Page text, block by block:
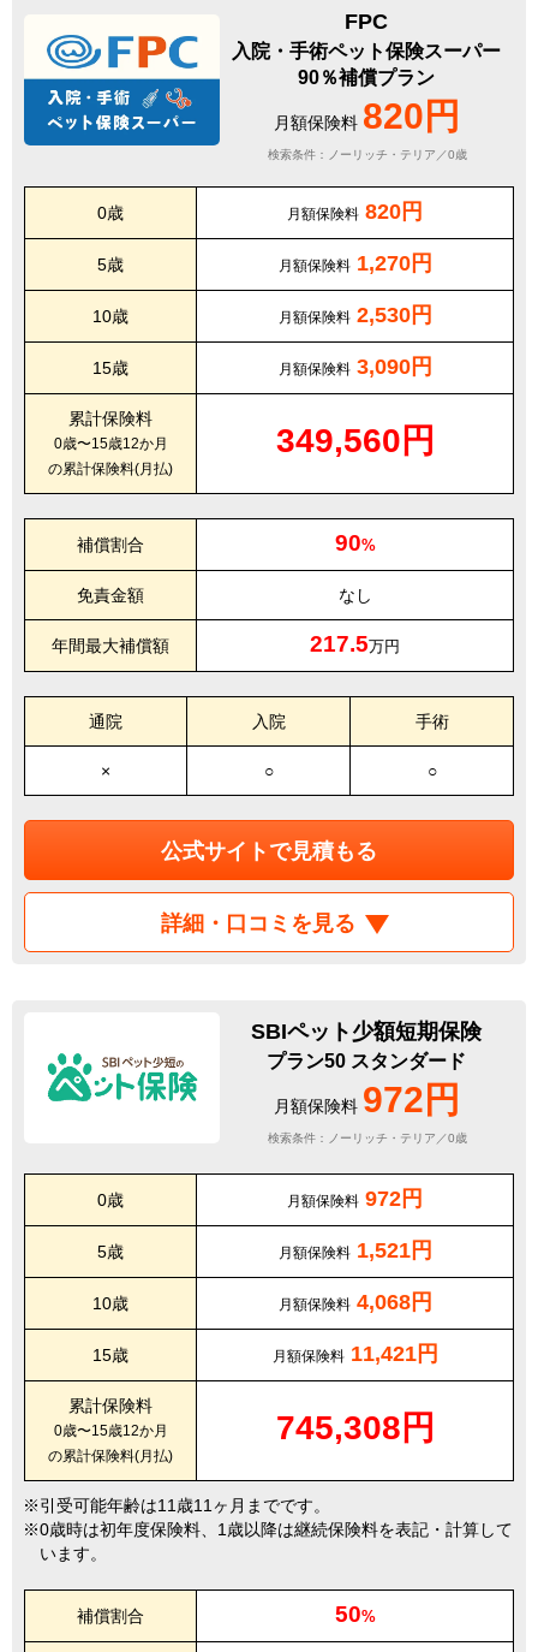
FPC
入院・手術ペット保険スーパー
90％補償プラン
月額保険料 820円
検索条件：ノーリッチ・テリア／0歳
0歳 月額保険料 820円
5歳 月額保険料 1,270円
10歳 月額保険料 2,530円
15歳 月額保険料 3,090円
累計保険料
0歳〜15歳12か月
の累計保険料(月払)
349,560円
補償割合 90%
免責金額 なし
年間最大補償額 217.5万円
通院 入院 手術
× ○ ○
公式サイトで見積もる
詳細・口コミを見る
SBIペット少額短期保険
プラン50 スタンダード
月額保険料 972円
検索条件：ノーリッチ・テリア／0歳
0歳 月額保険料 972円
5歳 月額保険料 1,521円
10歳 月額保険料 4,068円
15歳 月額保険料 11,421円
累計保険料
0歳〜15歳12か月
の累計保険料(月払)
745,308円
引受可能年齢は11歳11ヶ月までです。
0歳時は初年度保険料、1歳以降は継続保険料を表記・計算して
います。
補償割合 50%